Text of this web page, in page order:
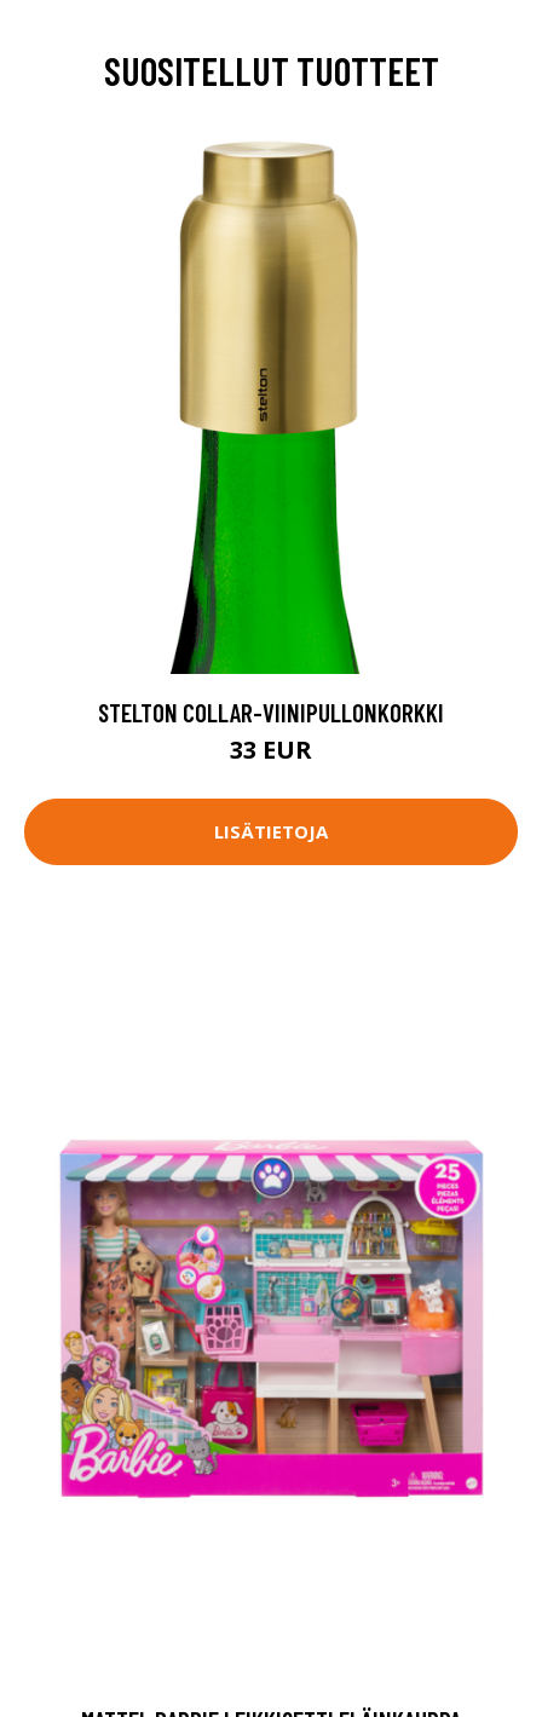
SUOSITELLUT TUOTTEET
STELTON COLLAR-VIINIPULLONKORKKI
33 EUR
LISÄTIETOJA